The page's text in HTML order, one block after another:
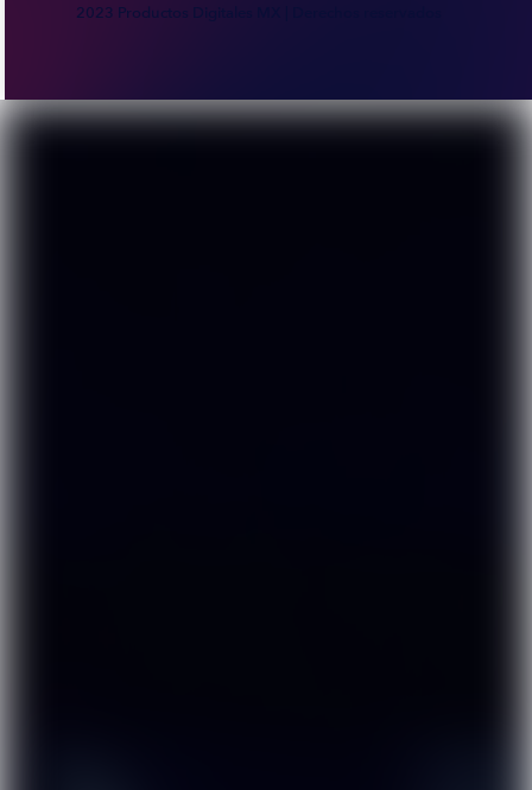
2023 Productos Digitales MX | Derechos reservados